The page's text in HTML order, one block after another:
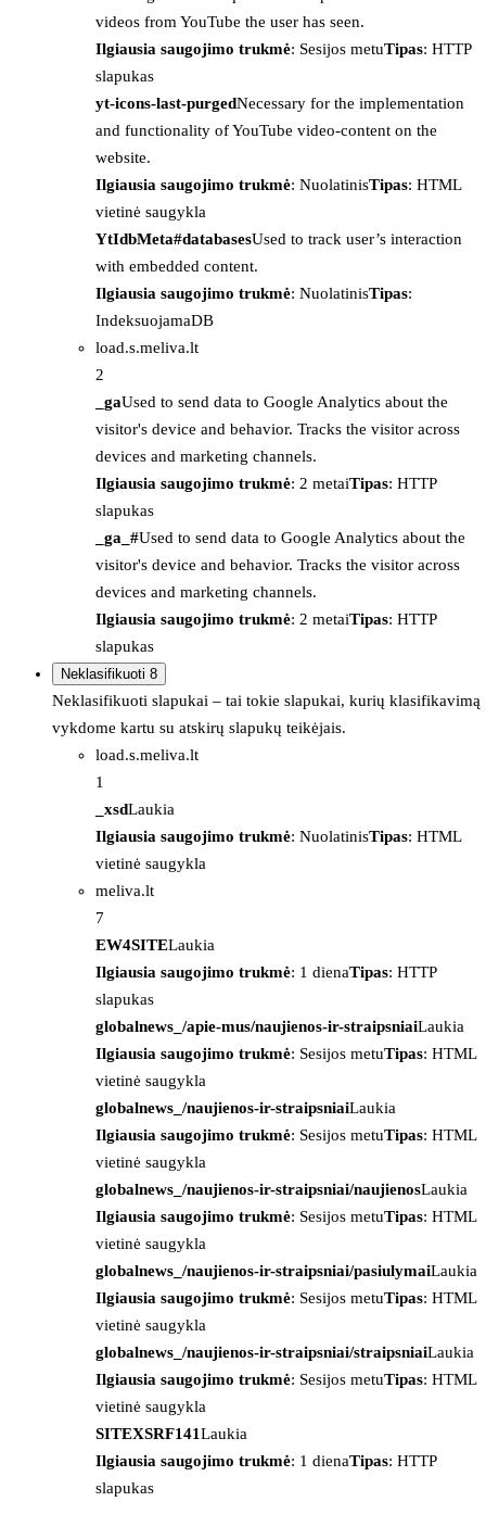
videos from YouTube the user has seen.
Ilgiausia saugojimo trukmė: Sesijos metuTipas: HTTP
slapukas
yt-icons-last-purgedNecessary for the implementation
and functionality of YouTube video-content on the
website.
Ilgiausia saugojimo trukmė: NuolatinisTipas: HTML
vietinė saugykla
YtIdbMeta#databasesUsed to track user’s interaction
with embedded content.
Ilgiausia saugojimo trukmė: NuolatinisTipas:
IndeksuojamaDB
load.s.meliva.lt
2
_gaUsed to send data to Google Analytics about the
visitor's device and behavior. Tracks the visitor across
devices and marketing channels.
Ilgiausia saugojimo trukmė: 2 metaiTipas: HTTP
slapukas
_ga_#Used to send data to Google Analytics about the
visitor's device and behavior. Tracks the visitor across
devices and marketing channels.
Ilgiausia saugojimo trukmė: 2 metaiTipas: HTTP
slapukas
Neklasifikuoti 8
Neklasifikuoti slapukai – tai tokie slapukai, kurių klasifikavimą
vykdome kartu su atskirų slapukų teikėjais.
load.s.meliva.lt
1
_xsdLaukia
Ilgiausia saugojimo trukmė: NuolatinisTipas: HTML
vietinė saugykla
meliva.lt
7
EW4SITELaukia
Ilgiausia saugojimo trukmė: 1 dienaTipas: HTTP
slapukas
globalnews_/apie-mus/naujienos-ir-straipsniaiLaukia
Ilgiausia saugojimo trukmė: Sesijos metuTipas: HTML
vietinė saugykla
globalnews_/naujienos-ir-straipsniaiLaukia
Ilgiausia saugojimo trukmė: Sesijos metuTipas: HTML
vietinė saugykla
globalnews_/naujienos-ir-straipsniai/naujienosLaukia
Ilgiausia saugojimo trukmė: Sesijos metuTipas: HTML
vietinė saugykla
globalnews_/naujienos-ir-straipsniai/pasiulymaiLaukia
Ilgiausia saugojimo trukmė: Sesijos metuTipas: HTML
vietinė saugykla
globalnews_/naujienos-ir-straipsniai/straipsniaiLaukia
Ilgiausia saugojimo trukmė: Sesijos metuTipas: HTML
vietinė saugykla
SITEXSRF141Laukia
Ilgiausia saugojimo trukmė: 1 dienaTipas: HTTP
slapukas